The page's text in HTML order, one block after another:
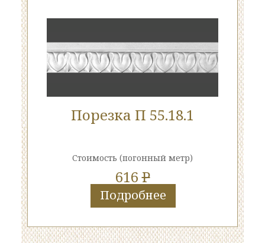
Порезка П 55.18.1
Стоимость (погонный метр)
616P
Подробнее